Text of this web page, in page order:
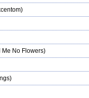
Me No Flowers)